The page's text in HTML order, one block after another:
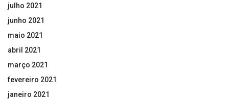
julho 2021
junho 2021
maio 2021
abril 2021
março 2021
fevereiro 2021
janeiro 2021